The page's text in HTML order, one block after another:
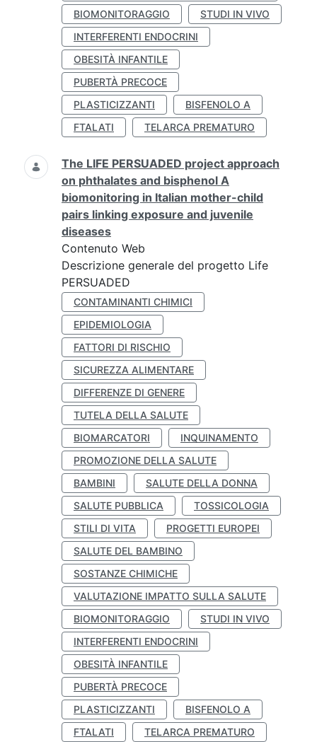
BIOMONITORAGGIO
STUDI IN VIVO
INTERFERENTI ENDOCRINI
OBESITÀ INFANTILE
PUBERTÀ PRECOCE
PLASTICIZZANTI
BISFENOLO A
FTALATI
TELARCA PREMATURO
The LIFE PERSUADED project approach
on phthalates and bisphenol A
biomonitoring in Italian mother-child
pairs linking exposure and juvenile
diseases
Contenuto Web
Descrizione generale del progetto Life
PERSUADED
CONTAMINANTI CHIMICI
EPIDEMIOLOGIA
FATTORI DI RISCHIO
SICUREZZA ALIMENTARE
DIFFERENZE DI GENERE
TUTELA DELLA SALUTE
BIOMARCATORI
INQUINAMENTO
PROMOZIONE DELLA SALUTE
BAMBINI
SALUTE DELLA DONNA
SALUTE PUBBLICA
TOSSICOLOGIA
STILI DI VITA
PROGETTI EUROPEI
SALUTE DEL BAMBINO
SOSTANZE CHIMICHE
VALUTAZIONE IMPATTO SULLA SALUTE
BIOMONITORAGGIO
STUDI IN VIVO
INTERFERENTI ENDOCRINI
OBESITÀ INFANTILE
PUBERTÀ PRECOCE
PLASTICIZZANTI
BISFENOLO A
FTALATI
TELARCA PREMATURO